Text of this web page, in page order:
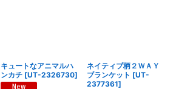
キュートなアニマルハ
ンカチ [UT-2326730]
ネイティブ柄２ＷＡＹ
ブランケット [UT-
2377361]